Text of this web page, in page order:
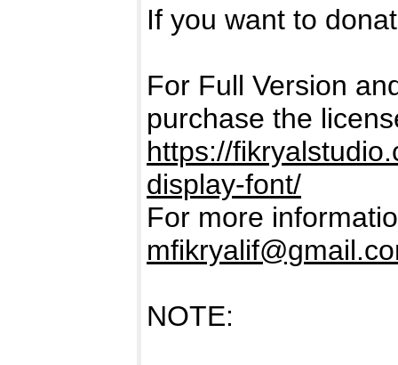
If you want to
For Full Version
purchase the
https://
display-font/
For more
NOTE: